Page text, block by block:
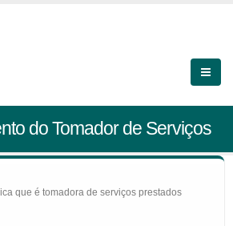
do Tomador de Serviços
que é tomadora de serviços prestados